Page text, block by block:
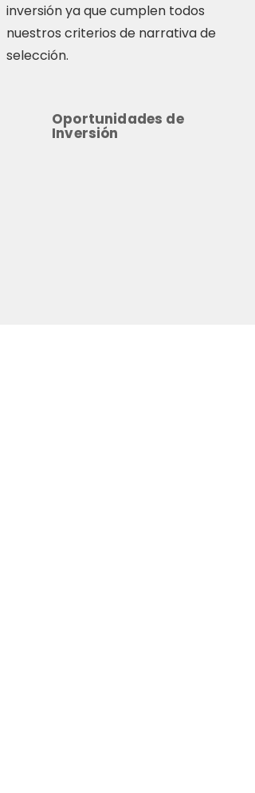
inversión ya que cumplen todos
nuestros criterios de narrativa de
selección.
Oportunidades de
Inversión